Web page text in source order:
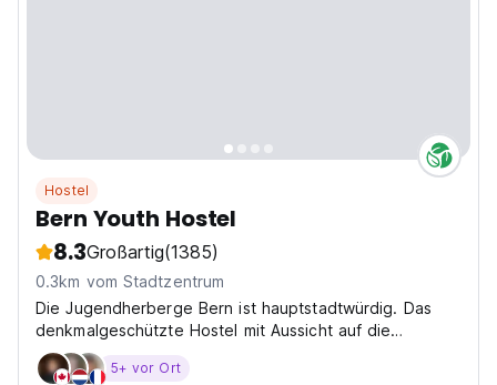
Hostel
Bern Youth Hostel
8.3Großartig(1385)
0.3km vom Stadtzentrum
Die Jugendherberge Bern ist hauptstadtwürdig. Das
denkmalgeschützte Hostel mit Aussicht auf die
Aareschlaufe überzeugt seit März 2018 zudem mit
einem hellen Erweiterungsbau mit Seminarräumen und
5+ vor Ort